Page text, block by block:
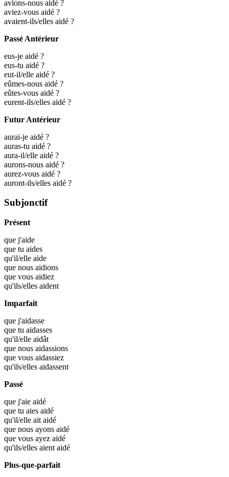
avions-nous aidé ?
aviez-vous aidé ?
avaient-ils/elles aidé ?
Passé Antérieur
eus-je aidé ?
eus-tu aidé ?
eut-il/elle aidé ?
eûmes-nous aidé ?
eûtes-vous aidé ?
eurent-ils/elles aidé ?
Futur Antérieur
aurai-je aidé ?
auras-tu aidé ?
aura-il/elle aidé ?
aurons-nous aidé ?
aurez-vous aidé ?
auront-ils/elles aidé ?
Subjonctif
Présent
que j'aide
que tu aides
qu'il/elle aide
que nous aidions
que vous aidiez
qu'ils/elles aident
Imparfait
que j'aidasse
que tu aidasses
qu'il/elle aidât
que nous aidassions
que vous aidassiez
qu'ils/elles aidassent
Passé
que j'aie aidé
que tu aies aidé
qu'il/elle ait aidé
que nous ayons aidé
que vous ayez aidé
qu'ils/elles aient aidé
Plus-que-parfait